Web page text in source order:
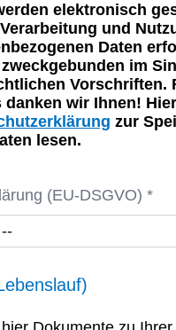
elektronisch
und
Daten
im
Vorschriften.
wir Ihnen!
zur
lesen.
(EU-DSGVO) *